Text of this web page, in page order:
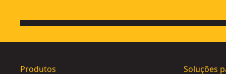
Produtos
Soluções